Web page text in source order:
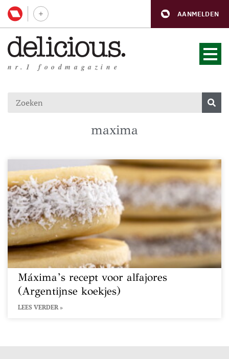
AANMELDEN
nr.1 foodmagazine
maxima
Máxima’s recept voor alfajores
(Argentijnse koekjes)
LEES VERDER »